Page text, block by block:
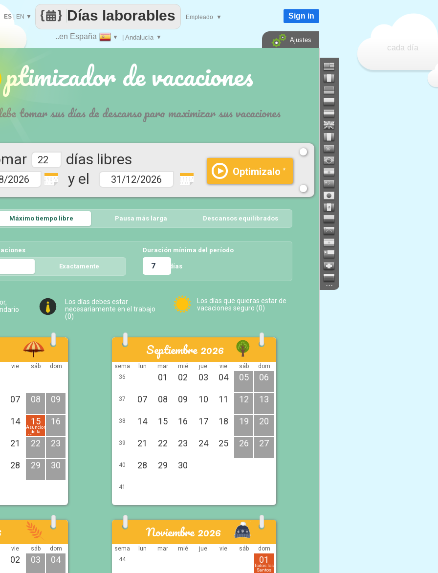
cada día
..en España ▼ | Andalucía ▼
Días laborables
ES| EN ▼ Empleado ▼ Sign in
Ajustes
...
de vacaciones
tomar sus días de descanso para maximizar sus vacaciones
▶ Optimizalo*
días libres
1 2 3 4 5
6 7 9 10
11 12
y el
1 2 3 4 5
6 7 9 10
11 12
Máximo tiempo libre Pausa más larga Descansos equilibrados
Exactamente
Duración mínima del período
días
Los días debes estar
necesariamente en el trabajo
(0)
Los días que quieras estar de
vacaciones seguro (0)
vie sáb dom
07 08 09
14 15
Asuncíon
de la
Virgen
16
21 22 23
28 29 30
Septiembre 2026
sema lun mar mié jue vie sáb
dom
36
01 02 03 04 05 06
37 07 08 09 10 11 12 13
38 14 15 16 17 18 19 20
39 21 22 23 24 25 26 27
40 28 29 30
41
vie sáb dom
02 03 04
Noviembre 2026
sema lun mar mié jue vie sáb
dom
44
01
Todos los
Santos